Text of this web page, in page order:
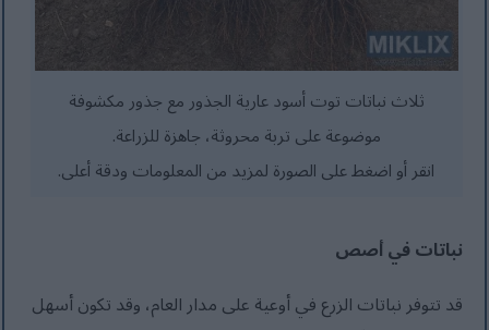
ثلاث نباتات توت أسود عارية الجذور مع جذور مكشوفة
موضوعة على تربة محروثة، جاهزة للزراعة.
انقر أو اضغط على الصورة لمزيد من المعلومات ودقة أعلى.
نباتات في أصص
قد تتوفر نباتات الزرع في أوعية على مدار العام، وقد تكون أسهل